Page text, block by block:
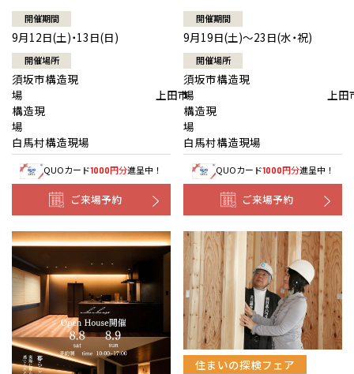
開催期間
9月12日(土)・13日(日)
開催場所
須坂市構造現
場 上田市
構造現
場
白馬村構造現場
QUOカード1000円分進呈中！
ご来場予約
開催期間
9月19日(土)～23日(水・祝)
開催場所
須坂市構造現
場 上田
構造現
白馬村構造現場
QUOカード1000円分進呈中！
ご来場予約
住まいの探検フェア